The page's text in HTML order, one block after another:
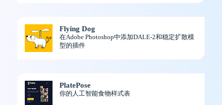
Flying Dog
在Adobe Photoshop中添加DALE-2和稳定扩散模
型的插件
PlatePose
你的人工智能食物样式表